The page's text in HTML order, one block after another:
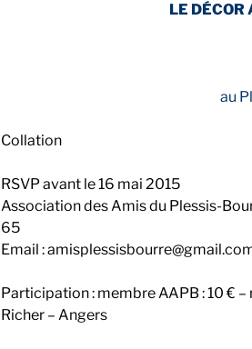
LE DÉCOR
au
Collation
RSVP avant le 16 mai 2015
Association des Amis du Plessis-
65
Email :
Participation : membre AAPB : 10 €
Richer – Angers